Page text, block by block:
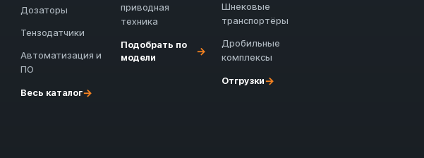
Дозаторы
Тензодатчики
Автоматизация и
ПО
Весь каталог→
приводная
техника
Подобрать по
модели
→
Шнековые
транспортёры
Дробильные
комплексы
Отгрузки→